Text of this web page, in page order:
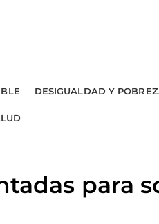
DESIGUALDAD Y
para